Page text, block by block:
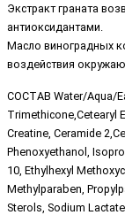
Экстракт граната
антиоксидантами.
Масло виноградных
воздействия
СОСТАВ Water/Aqua/
Trimethicone,Cetearyl
Creatine, Ceramide
Phenoxyethanol,
10, Ethylhexyl
Methylparaben,
Sterols, Sodium